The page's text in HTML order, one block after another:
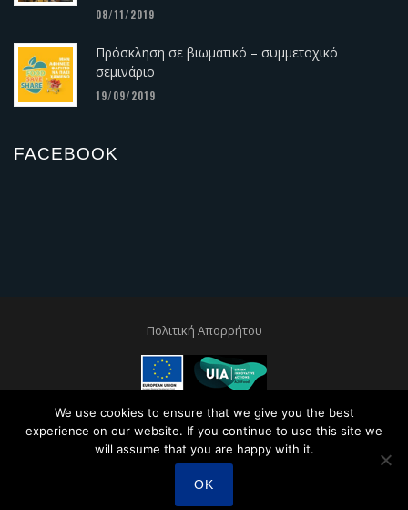
08/11/2019
Πρόσκληση σε βιωματικό – συμμετοχικό
σεμινάριο
19/09/2019
FACEBOOK
Πολιτική Απορρήτου
This project is co-financed by the European Regional and Development
Fund through the Urban Innovative Actions Initiative
We use cookies to ensure that we give you the best
experience on our website. If you continue to use this site we
will assume that you are happy with it.
OK